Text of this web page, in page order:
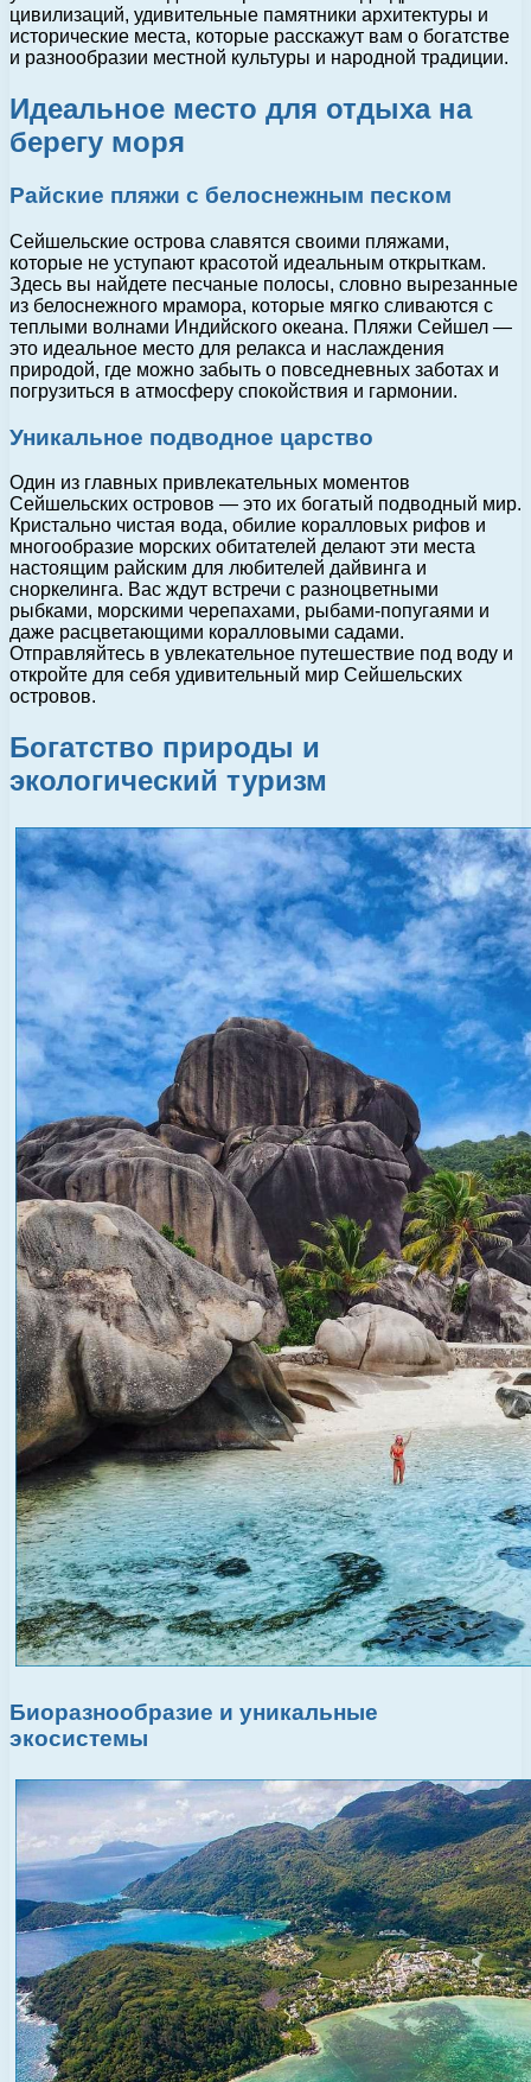
цивилизаций, удивительные памятники архитектуры и
исторические места, которые расскажут вам о богатстве
и разнообразии местной культуры и народной традиции.
Идеальное место для отдыха на
берегу моря
Райские пляжи с белоснежным песком
Сейшельские острова славятся своими пляжами,
которые не уступают красотой идеальным открыткам.
Здесь вы найдете песчаные полосы, словно вырезанные
из белоснежного мрамора, которые мягко сливаются с
теплыми волнами Индийского океана. Пляжи Сейшел —
это идеальное место для релакса и наслаждения
природой, где можно забыть о повседневных заботах и
погрузиться в атмосферу спокойствия и гармонии.
Уникальное подводное царство
Один из главных привлекательных моментов
Сейшельских островов — это их богатый подводный мир.
Кристально чистая вода, обилие коралловых рифов и
многообразие морских обитателей делают эти места
настоящим райским для любителей дайвинга и
сноркелинга. Вас ждут встречи с разноцветными
рыбками, морскими черепахами, рыбами-попугаями и
даже расцветающими коралловыми садами.
Отправляйтесь в увлекательное путешествие под воду и
откройте для себя удивительный мир Сейшельских
островов.
Богатство природы и
экологический туризм
Биоразнообразие и уникальные
экосистемы